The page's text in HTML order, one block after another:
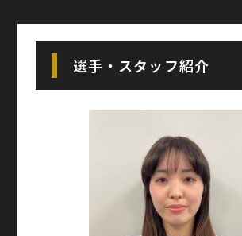
選手・スタッフ紹介